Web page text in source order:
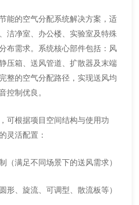
能的空气分配系统解决方案，适
洁净室、办公楼、实验室及特殊
布需求。系统核心部件包括：风
压箱、送风管道、扩散器及末端
整的空气分配路径，实现送风均
控制优良。
可根据项目空间结构与使用功
灵活配置：
（满足不同场景下的送风需求）
形、旋流、可调型、散流板等）